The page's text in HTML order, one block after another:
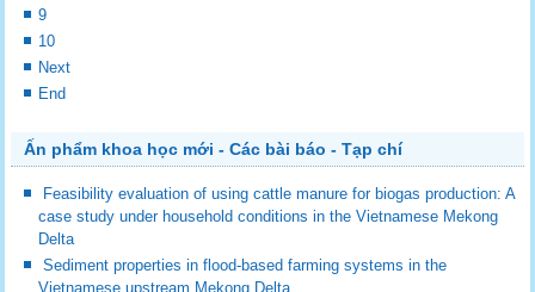
9
10
Next
End
Ấn phẩm khoa học mới - Các bài báo - Tạp chí
Feasibility evaluation of using cattle manure for biogas production: A
case study under household conditions in the Vietnamese Mekong
Delta
Sediment properties in flood-based farming systems in the
Vietnamese upstream Mekong Delta